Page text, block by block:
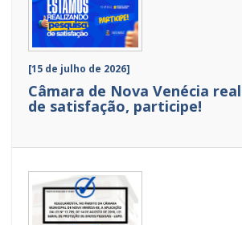
[15 de julho de 2026]
Câmara de Nova Venécia
de satisfação, participe!